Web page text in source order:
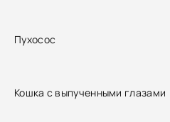
Пухосос
Кошка с выпученными глазами